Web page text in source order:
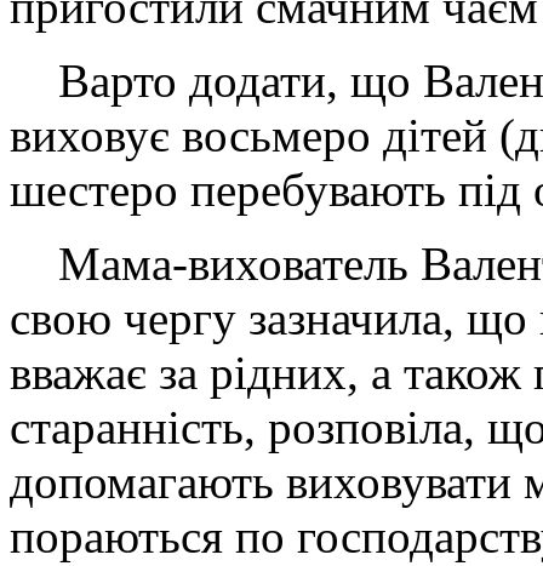
Варто додати, що
виховує восьмеро дітей
шестеро перебувають під
Мама-вихователь
свою чергу зазначила, що
вважає за рідних, а також
старанність, розповіла,
допомагають виховувати
пораються по